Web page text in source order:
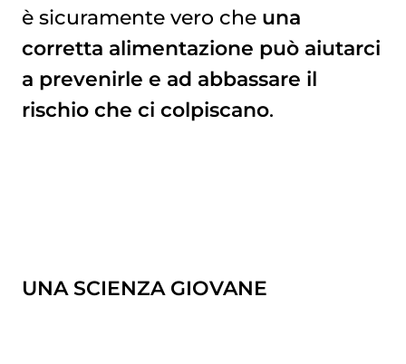
è sicuramente vero che una
corretta alimentazione può aiutarci
a prevenirle e ad abbassare il
rischio che ci colpiscano.
UNA SCIENZA GIOVANE